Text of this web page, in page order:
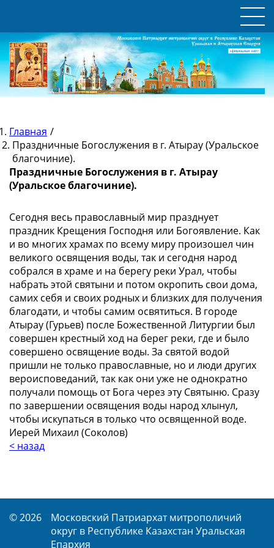
Главная /
Праздничные Богослужения в г. Атырау (Уральское
благочиние).
Праздничные Богослужения в г. Атырау
(Уральское благочиние).
Сегодня весь православный мир празднует
праздник Крещения Господня или Богоявление. Как
и во многих храмах по всему миру произошел чин
великого освящения воды, так и сегодня народ
собрался в храме и на берегу реки Урал, чтобы
набрать этой святыни и потом окропить свои дома,
самих себя и своих родных и близких для получения
благодати, и чтобы самим освятиться. В городе
Атырау (Гурьев) после Божественной Литургии был
совершен крестный ход на берег реки, где и было
совершено освящение воды. За святой водой
пришли не только православные, но и люди других
вероисповеданий, так как они уже не однократно
получали помощь от Бога через эту Святыню. Сразу
по завершении освящения воды народ хлынул,
чтобы искупаться в только что освященной воде.
Иерей Михаил (Соколов)
< назад
© 2026
Московский Патриархат митрополичий
округ в Республике Казахстан Уральская
Епархия